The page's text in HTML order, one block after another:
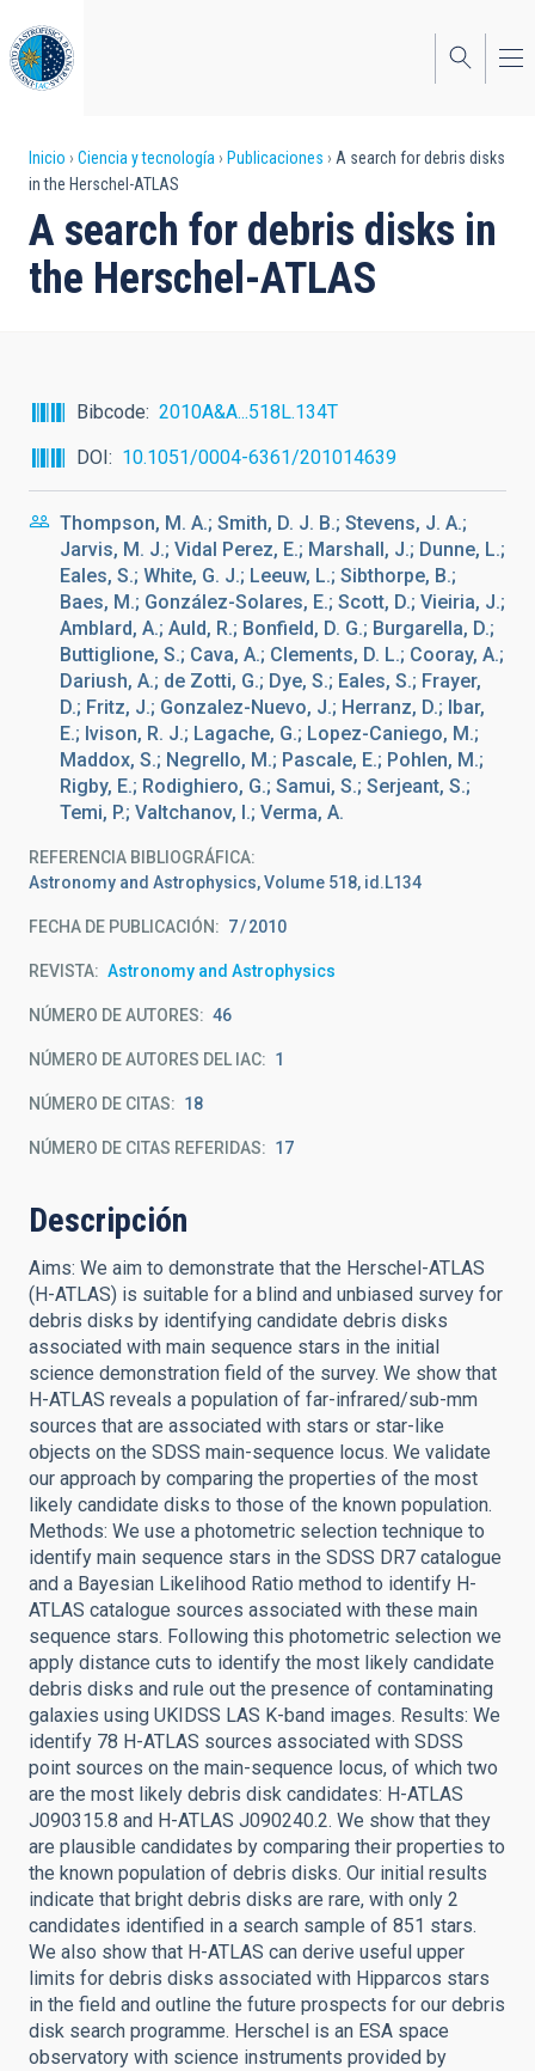
al
contenido
principal
Sobrescribir
enlaces
de
ayuda
navegación
Inicio Ciencia y tecnología Publicaciones
A search for debris disks
in the Herschel-ATLAS
A search for debris disks in
the Herschel-ATLAS
Bibcode
2010A&A...518L.134T
DOI
10.1051/0004-6361/201014639
Thompson, M. A.; Smith, D. J. B.; Stevens, J. A.;
Jarvis, M. J.; Vidal Perez, E.; Marshall, J.; Dunne, L.;
Eales, S.; White, G. J.; Leeuw, L.; Sibthorpe, B.;
Baes, M.; González-Solares, E.; Scott, D.; Vieiria, J.;
Amblard, A.; Auld, R.; Bonfield, D. G.; Burgarella, D.;
Buttiglione, S.; Cava, A.; Clements, D. L.; Cooray, A.;
Dariush, A.; de Zotti, G.; Dye, S.; Eales, S.; Frayer,
D.; Fritz, J.; Gonzalez-Nuevo, J.; Herranz, D.; Ibar,
E.; Ivison, R. J.; Lagache, G.; Lopez-Caniego, M.;
Maddox, S.; Negrello, M.; Pascale, E.; Pohlen, M.;
Rigby, E.; Rodighiero, G.; Samui, S.; Serjeant, S.;
Temi, P.; Valtchanov, I.; Verma, A.
REFERENCIA BIBLIOGRÁFICA
Astronomy and Astrophysics, Volume 518, id.L134
FECHA DE PUBLICACIÓN: 7 2010
REVISTA Astronomy and Astrophysics
NÚMERO DE AUTORES 46
NÚMERO DE AUTORES DEL IAC 1
NÚMERO DE CITAS 18
NÚMERO DE CITAS REFERIDAS 17
Descripción
Aims: We aim to demonstrate that the Herschel-ATLAS
(H-ATLAS) is suitable for a blind and unbiased survey for
debris disks by identifying candidate debris disks
associated with main sequence stars in the initial
science demonstration field of the survey. We show that
H-ATLAS reveals a population of far-infrared/sub-mm
sources that are associated with stars or star-like
objects on the SDSS main-sequence locus. We validate
our approach by comparing the properties of the most
likely candidate disks to those of the known population.
Methods: We use a photometric selection technique to
identify main sequence stars in the SDSS DR7 catalogue
and a Bayesian Likelihood Ratio method to identify H-
ATLAS catalogue sources associated with these main
sequence stars. Following this photometric selection we
apply distance cuts to identify the most likely candidate
debris disks and rule out the presence of contaminating
galaxies using UKIDSS LAS K-band images. Results: We
identify 78 H-ATLAS sources associated with SDSS
point sources on the main-sequence locus, of which two
are the most likely debris disk candidates: H-ATLAS
J090315.8 and H-ATLAS J090240.2. We show that they
are plausible candidates by comparing their properties to
the known population of debris disks. Our initial results
indicate that bright debris disks are rare, with only 2
candidates identified in a search sample of 851 stars.
We also show that H-ATLAS can derive useful upper
limits for debris disks associated with Hipparcos stars
in the field and outline the future prospects for our debris
disk search programme. Herschel is an ESA space
observatory with science instruments provided by